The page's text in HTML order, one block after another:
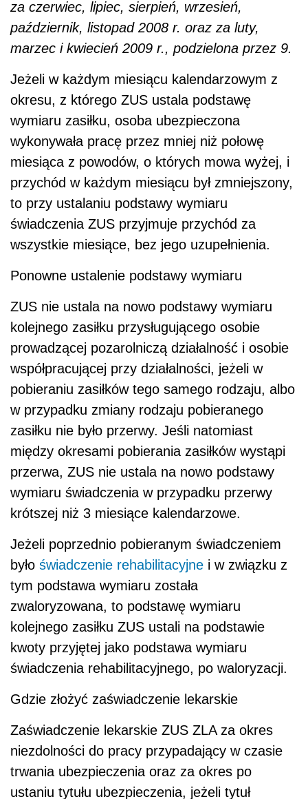
za czerwiec, lipiec, sierpień, wrzesień,
październik, listopad 2008 r. oraz za luty,
marzec i kwiecień 2009 r., podzielona przez 9.
Jeżeli w każdym miesiącu kalendarzowym z
okresu, z którego ZUS ustala podstawę
wymiaru zasiłku, osoba ubezpieczona
wykonywała pracę przez mniej niż połowę
miesiąca z powodów, o których mowa wyżej, i
przychód w każdym miesiącu był zmniejszony,
to przy ustalaniu podstawy wymiaru
świadczenia ZUS przyjmuje przychód za
wszystkie miesiące, bez jego uzupełnienia.
Ponowne ustalenie podstawy wymiaru
ZUS nie ustala na nowo podstawy wymiaru
kolejnego zasiłku przysługującego osobie
prowadzącej pozarolniczą działalność i osobie
współpracującej przy działalności, jeżeli w
pobieraniu zasiłków tego samego rodzaju, albo
w przypadku zmiany rodzaju pobieranego
zasiłku nie było przerwy. Jeśli natomiast
między okresami pobierania zasiłków wystąpi
przerwa, ZUS nie ustala na nowo podstawy
wymiaru świadczenia w przypadku przerwy
krótszej niż 3 miesiące kalendarzowe.
Jeżeli poprzednio pobieranym świadczeniem
było świadczenie rehabilitacyjne i w związku z
tym podstawa wymiaru została
zwaloryzowana, to podstawę wymiaru
kolejnego zasiłku ZUS ustali na podstawie
kwoty przyjętej jako podstawa wymiaru
świadczenia rehabilitacyjnego, po waloryzacji.
Gdzie złożyć zaświadczenie lekarskie
Zaświadczenie lekarskie ZUS ZLA za okres
niezdolności do pracy przypadający w czasie
trwania ubezpieczenia oraz za okres po
ustaniu tytułu ubezpieczenia, jeżeli tytuł